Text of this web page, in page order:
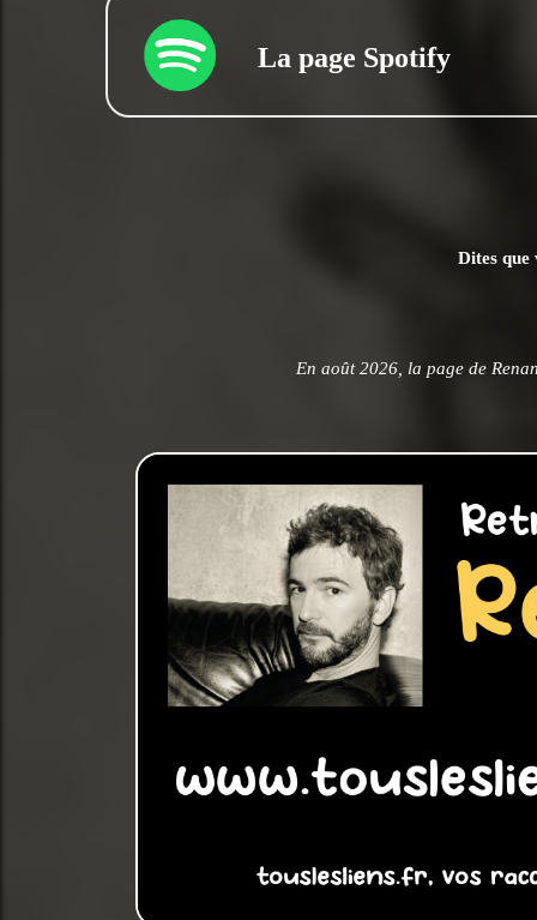
La page Spotify
Dites que
En août 2026, la page de